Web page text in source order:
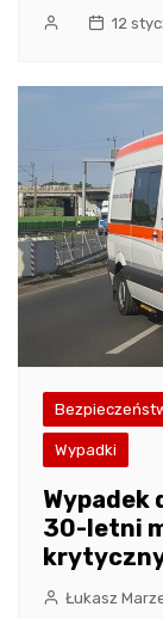
12
Wypadki
Wypadek
30-letni
Łukasz